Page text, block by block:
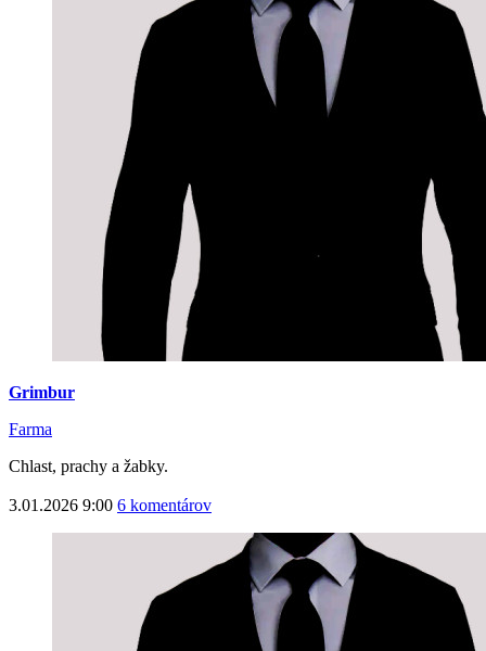
Grimbur
Farma
Chlast, prachy a žabky.
3.01.2026 9:00 6 komentárov